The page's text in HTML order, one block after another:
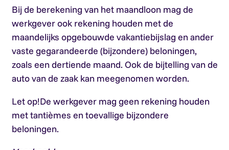
Bij de berekening van het maandloon mag de
werkgever ook rekening houden met de
maandelijks opgebouwde vakantiebijslag en ander
vaste gegarandeerde (bijzondere) beloningen,
zoals een dertiende maand. Ook de bijtelling van de
auto van de zaak kan meegenomen worden.
Let op!De werkgever mag geen rekening houden
met tantièmes en toevallige bijzondere
beloningen.